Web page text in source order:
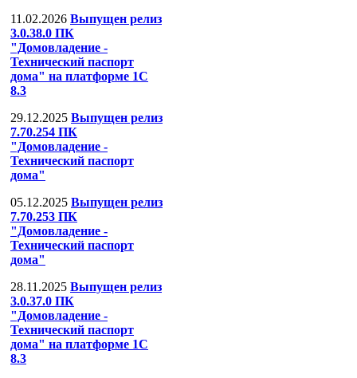
11.02.2026 Выпущен релиз
3.0.38.0 ПК
"Домовладение -
Технический паспорт
дома" на платформе 1С
8.3
29.12.2025 Выпущен релиз
7.70.254 ПК
"Домовладение -
Технический паспорт
дома"
05.12.2025 Выпущен релиз
7.70.253 ПК
"Домовладение -
Технический паспорт
дома"
28.11.2025 Выпущен релиз
3.0.37.0 ПК
"Домовладение -
Технический паспорт
дома" на платформе 1С
8.3